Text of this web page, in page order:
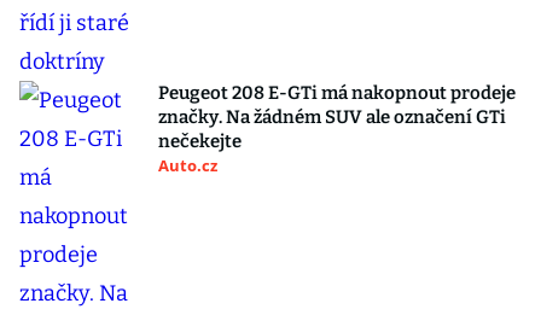
Peugeot 208 E-GTi má nakopnout prodeje
značky. Na žádném SUV ale označení GTi
nečekejte
Auto.cz